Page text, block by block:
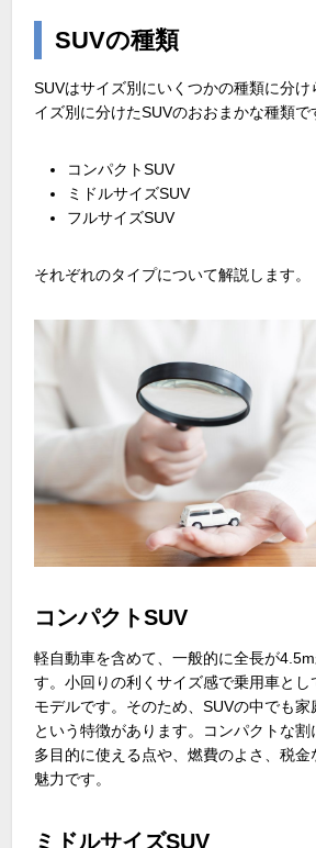
SUVの種類
SUVはサイズ別にいくつかの種類に分
イズ別に分けたSUVのおおまかな種類で
コンパクトSUV
ミドルサイズSUV
フルサイズSUV
それぞれのタイプについて解説します。
コンパクトSUV
軽自動車を含めて、一般的に全長が4.5m
す。小回りの利くサイズ感で乗用車とし
モデルです。そのため、SUVの中でも家
という特徴があります。コンパクトな割
多目的に使える点や、燃費のよさ、税金
魅力です。
ミドルサイズSUV